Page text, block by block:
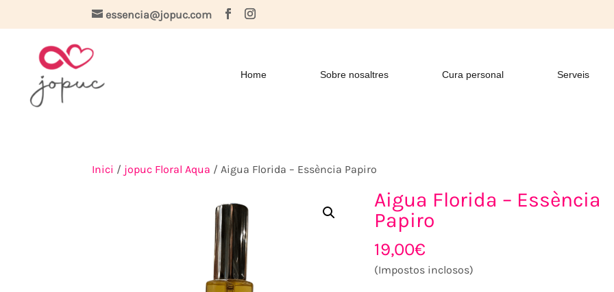
essencia@jopuc.com
Home Sobre nosaltres Cura personal Serveis
Inici / jopuc Floral Aqua / Aigua Florida – Essència Papiro
Aigua Florida – Essència
Papiro
19,00€
(Impostos inclosos)